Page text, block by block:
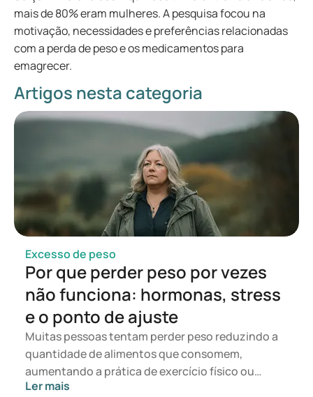
https://www.farmacotherapeutischkompas.nl/bl
aderen/indicatieteksten/obesitas
https://richtlijnen.nhg.org/standaarden/obesitas
mais de 80% eram mulheres. A pesquisa focou na
motivação, necessidades e preferências relacionadas
com a perda de peso e os medicamentos para
emagrecer.
Artigos nesta categoria
Excesso de peso
Por que perder peso por vezes
não funciona: hormonas, stress
e o ponto de ajuste
Muitas pessoas tentam perder peso reduzindo a
quantidade de alimentos que consomem,
aumentando a prática de exercício físico ou
seguindo uma nova dieta. Recomendações
Ler mais